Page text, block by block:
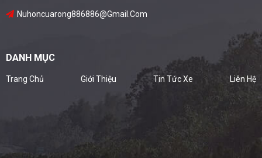
Nuhoncuarong886886@gmail.com
DANH MỤC
Trang Chủ Giới Thiệu Tin Tức Xe Liên Hệ